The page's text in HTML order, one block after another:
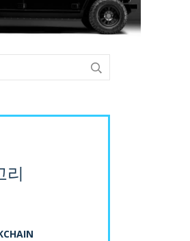
리